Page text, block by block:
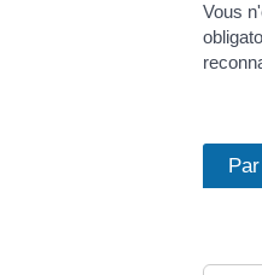
Vous